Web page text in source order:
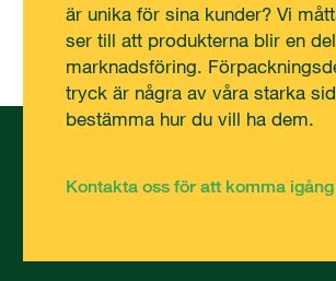
är unika för sina kunder? Vi
ser till att produkterna blir en
marknadsföring.
tryck är några av våra starka
bestämma hur du vill ha dem.
Kontakta oss för att komma igång